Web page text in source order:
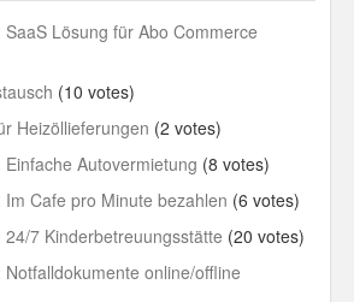
Lösung für Abo Commerce
(10 votes)
Heizöllieferungen (2 votes)
Autovermietung (8 votes)
Cafe pro Minute bezahlen (6 votes)
7 Kinderbetreuungsstätte (20 votes)
online/offline